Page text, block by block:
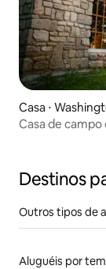
Casa ⋅
Casa de
Destinos
Outros tipos de